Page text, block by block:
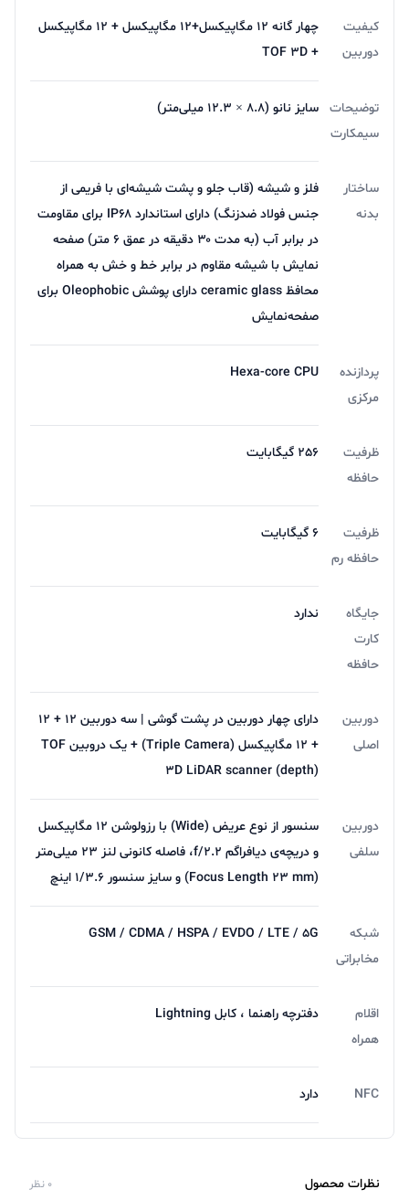
کیفیت
دوربین
چهار گانه 12 مگاپیکسل+12 مگاپیکسل + 12 مگاپیکسل
+ TOF 3D
توضیحات
سیمکارت
سایز نانو (۸.۸ × ۱۲.۳ میلی‌متر)
ساختار
بدنه
فلز و شیشه (قاب جلو و پشت شیشه‌ای با فریمی از
جنس فولاد ضدزنگ) دارای استاندارد IP۶۸ برای مقاومت
در برابر آب (به مدت ۳۰ دقیقه در عمق ۶ متر) صفحه
نمایش با شیشه مقاوم در برابر خط و خش به همراه
محافظ ceramic glass دارای پوشش Oleophobic برای
صفحه‌نمایش
پردازنده
مرکزی
Hexa-core CPU
ظرفیت
حافظه
256 گیگابایت
ظرفیت
حافظه رم
6 گیگابایت
جایگاه
کارت
حافظه
ندارد
دوربین
اصلی
دارای چهار دوربین در پشت گوشی | سه دوربین 12 + 12
+ 12 مگاپیکسل (Triple Camera) + یک دروبین TOF
3D LiDAR scanner (depth)
دوربین
سلفی
سنسور از نوع عریض (Wide) با رزولوشن ۱۲ مگاپیکسل
و دریچه‌ی دیافراگم f/۲.۲، فاصله کانونی لنز ۲۳ میلی‌متر
(Focus Length ۲۳ mm) و سایز سنسور ۱/۳.۶ اینچ
شبکه
مخابراتی
GSM / CDMA / HSPA / EVDO / LTE / 5G
اقلام
همراه
دفترچه‌ راهنما ، کابل Lightning
NFC دارد
نظرات محصول 0 نظر